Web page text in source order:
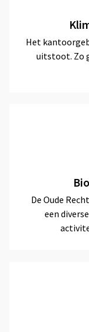
Het
uitstoot. Zo
De Oude
een